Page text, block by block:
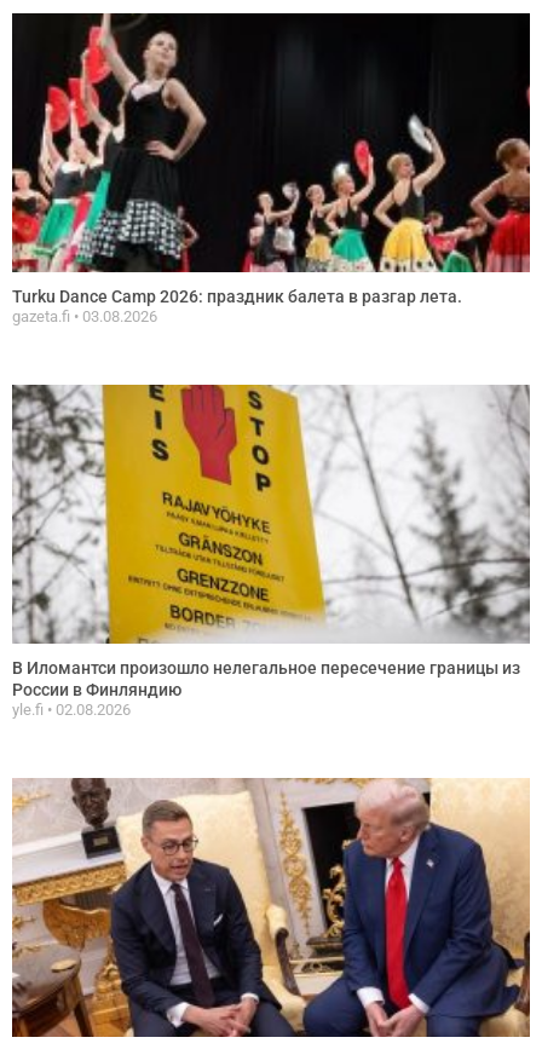
Turku Dance Camp 2026: праздник балета в разгар летa.
gazeta.fi 03.08.2026
В Иломантси произошло нелегальное пересечение границы из
России в Финляндию
yle.fi 02.08.2026